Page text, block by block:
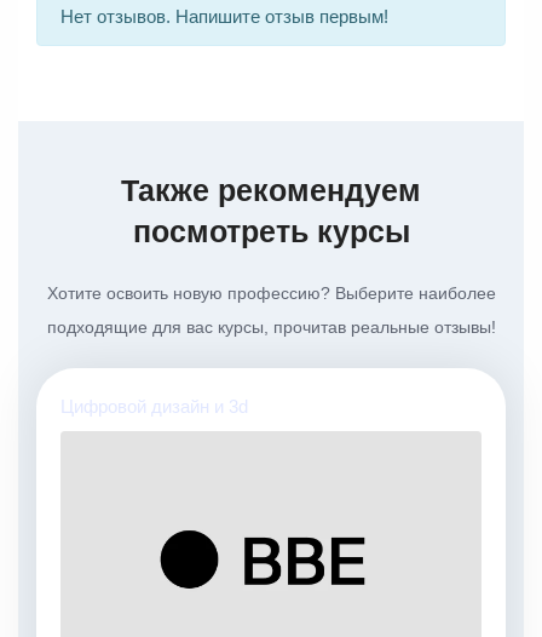
Нет отзывов. Напишите отзыв первым!
Также рекомендуем
посмотреть курсы
Хотите освоить новую профессию? Выберите наиболее
подходящие для вас курсы, прочитав реальные отзывы!
Цифровой дизайн и 3d